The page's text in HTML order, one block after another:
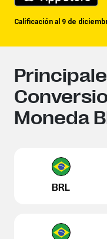
Calificación al 9 de
Moneda
BRL